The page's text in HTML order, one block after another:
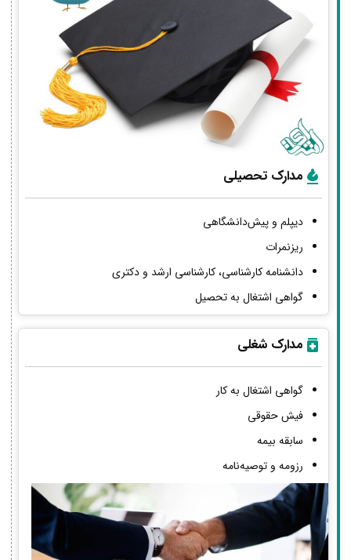
مدارک تحصیلی
دیپلم و پیش‌دانشگاهی
ریزنمرات
دانشنامه کارشناسی، کارشناسی ارشد و دکتری
گواهی اشتغال به تحصیل
مدارک شغلی
گواهی اشتغال به کار
فیش حقوقی
سابقه بیمه
رزومه و توصیه‌نامه